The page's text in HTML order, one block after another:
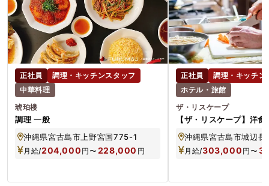
正社員
調理・キッチンスタッフ
中華料理
琥珀楼
調理 一般
沖縄県宮古島市上野宮国775-1
月給/204,000 円〜228,000 円
正社員
調理・キッチン
ホテル・旅館
ザ・リスケープ
【ザ・リスケープ】洋
沖縄県宮古島市城辺長
月給/303,000 円〜